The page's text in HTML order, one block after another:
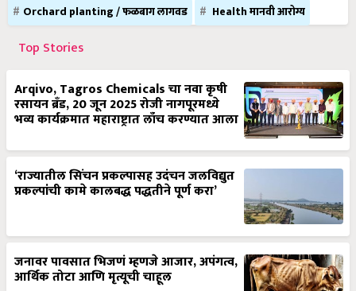
Orchard planting / फळबाग लागवड
Health मानवी आरोग्य
Top Stories
Arqivo, Tagros Chemicals चा नवा कृषी
रसायन ब्रँड, 20 जून 2025 रोजी नागपूरमध्ये
भव्य कार्यक्रमात महाराष्ट्रात लाँच करण्यात आला
‘राज्यातील सिंचन प्रकल्पासह उदंचन जलविद्युत
प्रकल्पांची कामे कालबद्ध पद्धतीने पूर्ण करा’
जनावर पावसात भिजणं म्हणजे आजार, अपंगत्व,
आर्थिक तोटा आणि मृत्यूची चाहूल